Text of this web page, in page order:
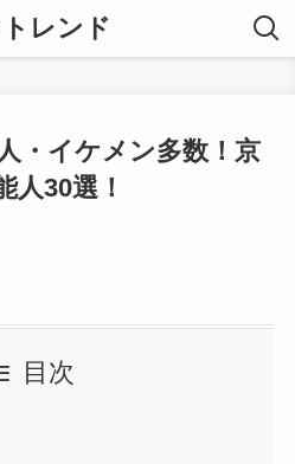
レンド
・イケメン多数！京
人30選！
目次